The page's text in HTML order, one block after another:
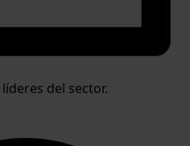
del sector.